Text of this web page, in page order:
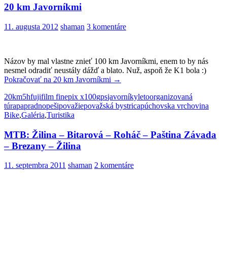
20 km Javorníkmi
11. augusta 2012 shaman 3 komentáre
Názov by mal vlastne znieť 100 km Javorníkmi, enem to by nás
nesmel odradiť neustály dážď a blato. Nuž, aspoň že K1 bola :)
Pokračovať na 20 km Javorníkmi →
20km5hfujifilm finepix x100gpsjavorníkyletoorganizovaná
túrapapradnopešipovažiepovažská bystricapúchovska vrchovina
Bike,Galéria,Turistika
MTB: Žilina – Bitarová – Roháč – Paština Závada
– Brezany – Žilina
11. septembra 2011 shaman 2 komentáre